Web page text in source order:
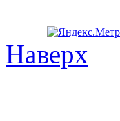
Наверх